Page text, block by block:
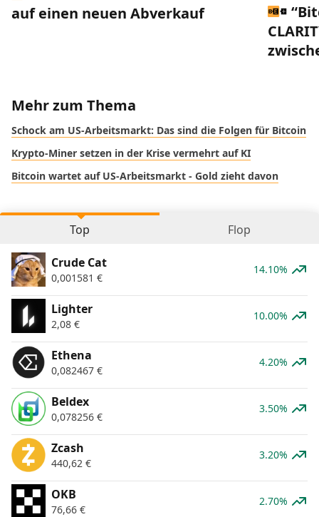
auf einen neuen Abverkauf
Mehr zum Thema
Schock am US-Arbeitsmarkt: Das sind die Folgen für Bitcoin
Krypto-Miner setzen in der Krise vermehrt auf KI
Bitcoin wartet auf US-Arbeitsmarkt - Gold zieht davon
Top Flop
Crude Cat
0,001581 €
14.10%
Lighter
2,08 €
10.00%
Ethena
0,082467 €
4.20%
Beldex
0,078256 €
3.50%
Zcash
440,62 €
3.20%
OKB
76,66 €
2.70%